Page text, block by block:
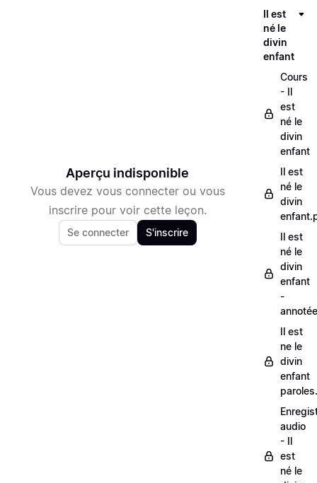
Aperçu indisponible
Vous devez vous connecter ou vous
inscrire pour voir cette leçon.
Se connecter S'inscrire
Il est
né le
divin
enfant
Cours
- Il
est
né le
divin
enfant
Il est
né le
divin
Il est
né le
divin
enfant
-
Il est
ne le
divin
enfant
audio
- Il
est
né le